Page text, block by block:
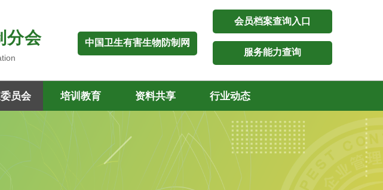
分会 中国卫生有害生物防制网
服务能力查询
会员档案查询入口
员会 培训教育 资料共享 行业动态